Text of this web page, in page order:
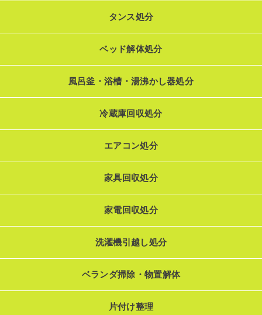
タンス処分
ベッド解体処分
風呂釜・浴槽・湯沸かし器処分
冷蔵庫回収処分
エアコン処分
家具回収処分
家電回収処分
洗濯機引越し処分
ベランダ掃除・物置解体
片付け整理